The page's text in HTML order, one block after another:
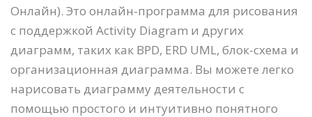
Онлайн). Это онлайн-программа для рисования
с поддержкой Activity Diagram и других
диаграмм, таких как BPD, ERD UML, блок-схема и
организационная диаграмма. Вы можете легко
нарисовать диаграмму деятельности с
помощью простого и интуитивно понятного